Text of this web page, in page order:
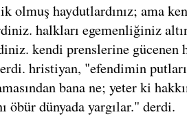
olmuş haydutlardınız; ama
halkları egemenliğiniz
kendi prenslerine gücenen
hristiyan, "efendimin
bana ne; yeter ki
öbür dünyada yargılar." derdi.